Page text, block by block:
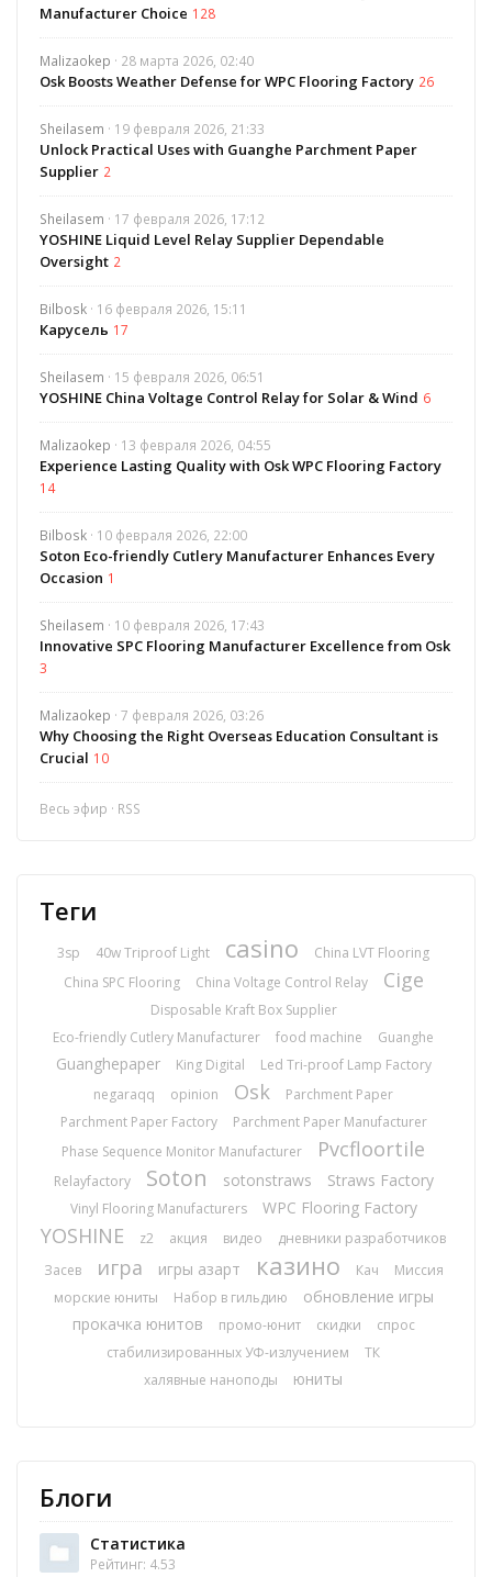
Manufacturer Choice 128
Malizaokep · 28 марта 2026, 02:40
Osk Boosts Weather Defense for WPC Flooring Factory 26
Sheilasem · 19 февраля 2026, 21:33
Unlock Practical Uses with Guanghe Parchment Paper
Supplier 2
Sheilasem · 17 февраля 2026, 17:12
YOSHINE Liquid Level Relay Supplier Dependable
Oversight 2
Bilbosk · 16 февраля 2026, 15:11
Карусель 17
Sheilasem · 15 февраля 2026, 06:51
YOSHINE China Voltage Control Relay for Solar & Wind 6
Malizaokep · 13 февраля 2026, 04:55
Experience Lasting Quality with Osk WPC Flooring Factory
14
Bilbosk · 10 февраля 2026, 22:00
Soton Eco-friendly Cutlery Manufacturer Enhances Every
Occasion 1
Sheilasem · 10 февраля 2026, 17:43
Innovative SPC Flooring Manufacturer Excellence from Osk
3
Malizaokep · 7 февраля 2026, 03:26
Why Choosing the Right Overseas Education Consultant is
Crucial 10
Весь эфир · RSS
Теги
3sp 40w Triproof Light casino
China LVT Flooring
China SPC Flooring
China Voltage Control Relay Cige
Disposable Kraft Box Supplier
Eco-friendly Cutlery Manufacturer
food machine Guanghe
Guanghepaper King Digital
Led Tri-proof Lamp Factory
negaraqq
opinion Osk
Parchment Paper
Parchment Paper Factory
Parchment Paper Manufacturer
Phase Sequence Monitor Manufacturer
Pvcfloortile
Relayfactory Soton sotonstraws Straws Factory
Vinyl Flooring Manufacturers WPC Flooring Factory
YOSHINE z2 акция видео
дневники разработчиков
Засев
игра игры азарт казино Кач
Миссия
морские юниты
Набор в гильдию
обновление игры
прокачка юнитов
промо-юнит скидки
спрос
стабилизированных УФ-излучением
ТК
халявные наноподы
юниты
Блоги
Статистика
Рейтинг: 4.53